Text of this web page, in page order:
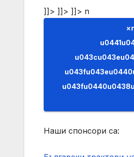
]]> ]]> ]]> n
×nn
Наши спонсори са: